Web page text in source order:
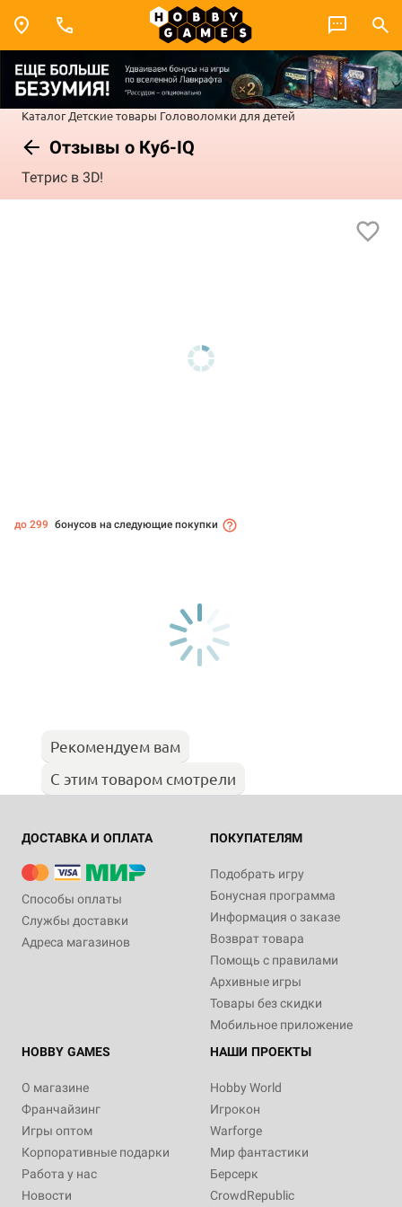
Каталог Детские товары Головоломки для детей
Отзывы о Куб-IQ
Тетрис в 3D!
до 299 бонусов на следующие покупки
Рекомендуем вам
С этим товаром смотрели
ДОСТАВКА И ОПЛАТА
Способы оплаты
Службы доставки
Адреса магазинов
ПОКУПАТЕЛЯМ
Подобрать игру
Бонусная программа
Информация о заказе
Возврат товара
Помощь с правилами
Архивные игры
Товары без скидки
Мобильное приложение
HOBBY GAMES
О магазине
Франчайзинг
Игры оптом
Корпоративные подарки
Работа у нас
Новости
НАШИ ПРОЕКТЫ
Hobby World
Игрокон
Warforge
Мир фантастики
Берсерк
CrowdRepublic